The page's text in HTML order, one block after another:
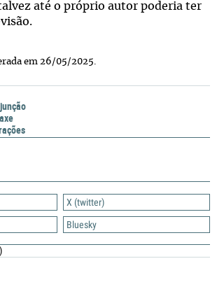
X (twitter)
Bluesky
até o próprio autor poderia ter
em 26/05/2025.